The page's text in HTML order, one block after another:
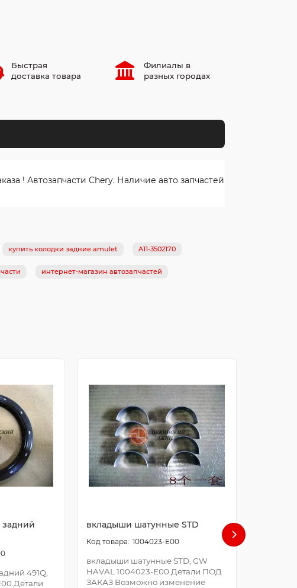
Быстрая
доставка товара
Филиалы в
разных городах
! Автозапчасти Chery. Наличие авто запчастей
купить колодки задние amulet A11-3502170
интернет-магазин автозапчастей
задний
491Q,
вкладыши шатунные STD
1004023-E00
вкладыши шатунные STD, GW
HAVAL 1004023-E00.Детали ПОД
ЗАКАЗ Возможно изменение